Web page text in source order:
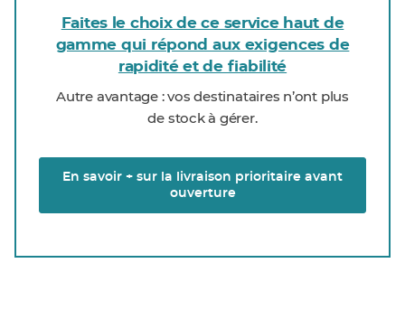
Faites le choix de ce service haut de
gamme qui répond aux exigences de
rapidité et de fiabilité
Autre avantage : vos destinataires n’ont plus
de stock à gérer.
En savoir + sur la livraison prioritaire avant
ouverture